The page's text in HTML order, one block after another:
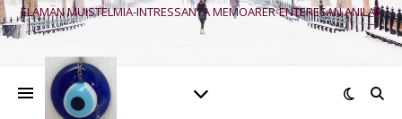
ELÄMÄN MUISTELMIA-INTRESSANTA MEMOARER-ENTERESAN ANILAR